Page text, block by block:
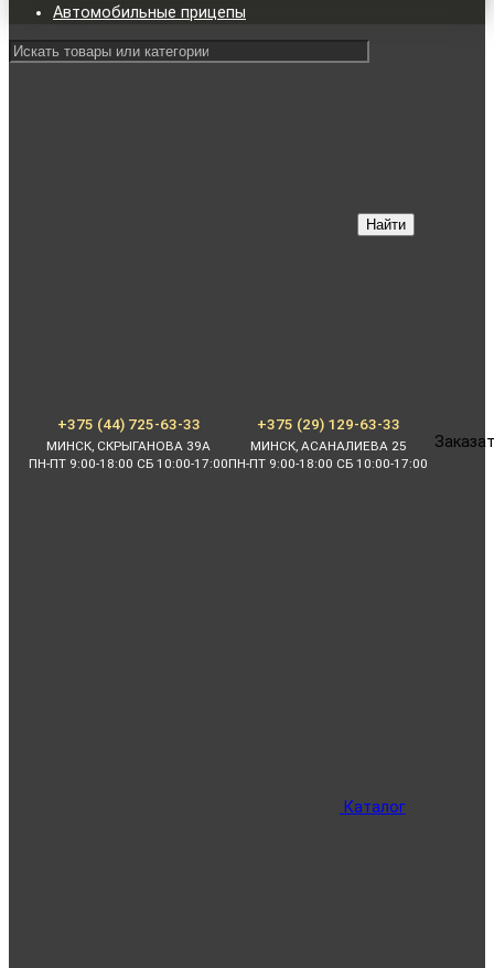
Автомобильные прицепы
Найти
+375 (44) 725-63-33
МИНСК, СКРЫГАНОВА 39А
ПН-ПТ 9:00-18:00 СБ 10:00-17:00
+375 (29) 129-63-33
МИНСК, АСАНАЛИЕВА 25
ПН-ПТ 9:00-18:00 СБ 10:00-17:00
Каталог